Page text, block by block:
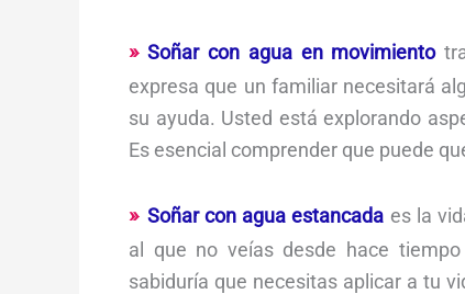
Soñar con agua en movimiento
expresa que un familiar necesitará
su ayuda. Usted está explorando
Es esencial comprender que puede
Soñar con agua estancada es la
al que no veías desde hace
sabiduría que necesitas aplicar a tu